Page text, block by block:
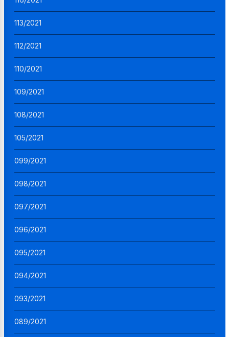
113/2021
112/2021
110/2021
109/2021
108/2021
105/2021
099/2021
098/2021
097/2021
096/2021
095/2021
094/2021
093/2021
089/2021